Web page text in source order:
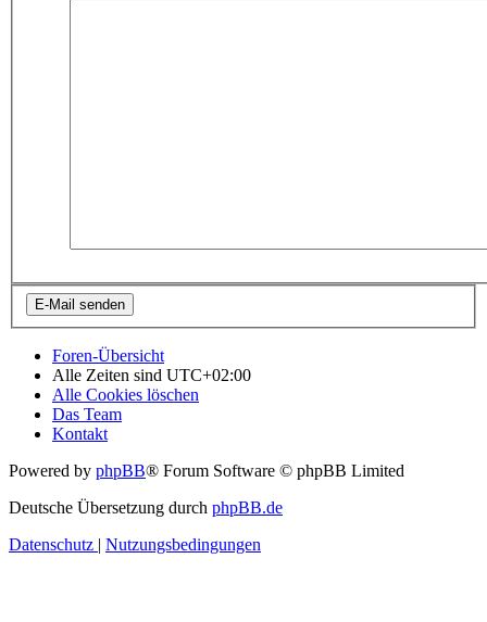
Foren-Übersicht
Alle Zeiten sind UTC+02:00
Alle Cookies löschen
Das Team
Kontakt
Powered by phpBB® Forum Software © phpBB Limited
Deutsche Übersetzung durch phpBB.de
Datenschutz | Nutzungsbedingungen